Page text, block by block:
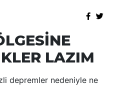
LAZIM
depremler nedeniyle ne